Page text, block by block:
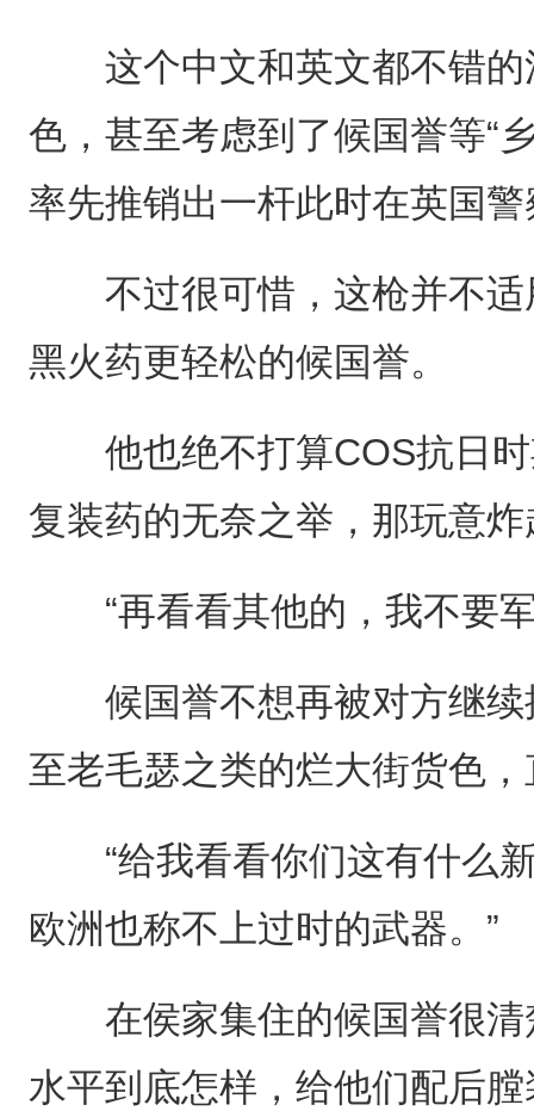
这个中文和英文都不错的
色，甚至考虑到了候国誉等“
率先推销出一杆此时在英国
不过很可惜，这枪并不适
黑火药更轻松的候国誉。
他也绝不打算COS抗日时
复装药的无奈之举，那玩意
“再看看其他的，我不要军
候国誉不想再被对方继续
至老毛瑟之类的烂大街货色
“给我看看你们这有什么新
欧洲也称不上过时的武器。”
在侯家集住的候国誉很清
水平到底怎样，给他们配后